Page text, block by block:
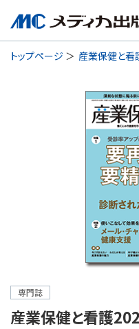
トップページ 産業保健と看
専門誌
産業保健と看護